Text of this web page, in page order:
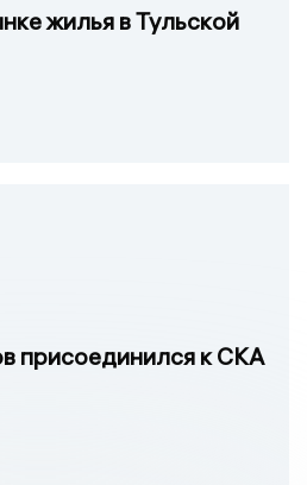
жилья в Тульской
присоединился к СКА